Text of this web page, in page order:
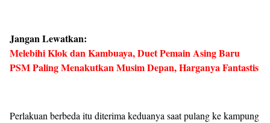
Jangan Lewatkan:
Melebihi Klok dan Kambuaya, Duet Pemain Asing Baru
PSM Paling Menakutkan Musim Depan, Harganya Fantastis
Perlakuan berbeda itu diterima keduanya saat pulang ke kampung